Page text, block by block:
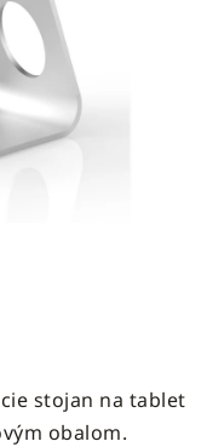
stojan na tablet
obalom.